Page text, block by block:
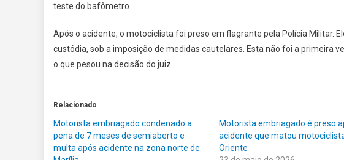
teste do bafômetro.
Após o acidente, o motociclista foi preso em flagrante pela Polícia Militar.
custódia, sob a imposição de medidas cautelares. Esta não foi a primeira
o que pesou na decisão do juiz.
Relacionado
Motorista embriagado condenado a
pena de 7 meses de semiaberto e
multa após acidente na zona norte de
Motorista embriagado é preso
acidente que matou
Oriente